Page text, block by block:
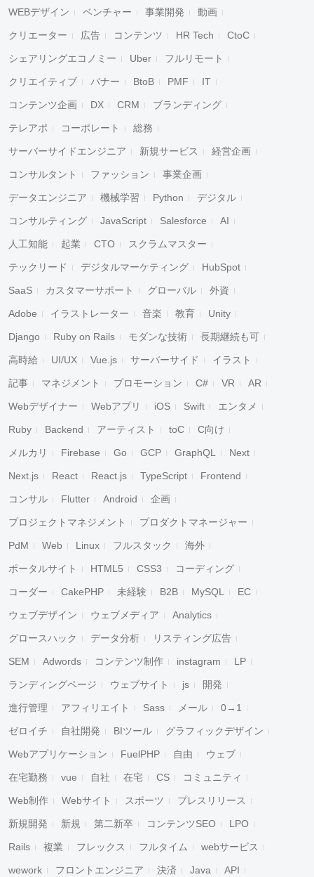
WEBデザイン ベンチャー 事業開発 動画
クリエーター 広告 コンテンツ HR Tech CtoC
シェアリングエコノミー Uber フルリモート
クリエイティブ バナー BtoB PMF IT
コンテンツ企画 DX CRM ブランディング
テレアポ コーポレート 総務
サーバーサイドエンジニア 新規サービス 経営企画
コンサルタント ファッション 事業企画
データエンジニア 機械学習 Python デジタル
コンサルティング JavaScript Salesforce AI
人工知能 起業 CTO スクラムマスター
テックリード デジタルマーケティング HubSpot
SaaS カスタマーサポート グローバル 外資
Adobe イラストレーター 音楽 教育 Unity
Django Ruby on Rails モダンな技術 長期継続も可
高時給 UI/UX Vue.js サーバーサイド イラスト
記事 マネジメント プロモーション C# VR AR
Webデザイナー Webアプリ iOS Swift エンタメ
Ruby Backend アーティスト toC C向け
メルカリ Firebase Go GCP GraphQL Next
Next.js React React.js TypeScript Frontend
コンサル Flutter Android 企画
プロジェクトマネジメント プロダクトマネージャー
PdM Web Linux フルスタック 海外
ポータルサイト HTML5 CSS3 コーディング
コーダー CakePHP 未経験 B2B MySQL EC
ウェブデザイン ウェブメディア Analytics
グロースハック データ分析 リスティング広告
SEM Adwords コンテンツ制作 instagram LP
ランディングページ ウェブサイト js 開発
進行管理 アフィリエイト Sass メール 0→1
ゼロイチ 自社開発 BIツール グラフィックデザイン
Webアプリケーション FuelPHP 自由 ウェブ
在宅勤務 vue 自社 在宅 CS コミュニティ
Web制作 Webサイト スポーツ プレスリリース
新規開発 新規 第二新卒 コンテンツSEO LPO
Rails 複業 フレックス フルタイム webサービス
wework フロントエンジニア 決済 Java API